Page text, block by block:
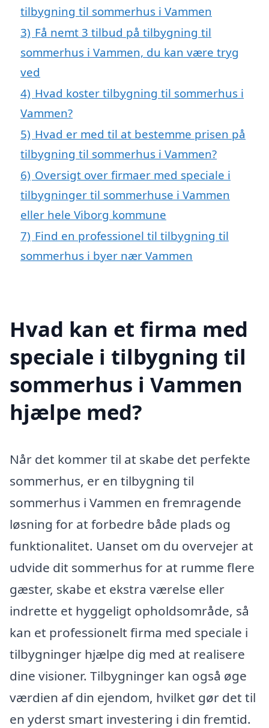
tilbygning til sommerhus i Vammen
3) Få nemt 3 tilbud på tilbygning til
sommerhus i Vammen, du kan være tryg
ved
4) Hvad koster tilbygning til sommerhus i
Vammen?
5) Hvad er med til at bestemme prisen på
tilbygning til sommerhus i Vammen?
6) Oversigt over firmaer med speciale i
tilbygninger til sommerhuse i Vammen
eller hele Viborg kommune
7) Find en professionel til tilbygning til
sommerhus i byer nær Vammen
Hvad kan et firma med
speciale i tilbygning til
sommerhus i Vammen
hjælpe med?
Når det kommer til at skabe det perfekte
sommerhus, er en tilbygning til
sommerhus i Vammen en fremragende
løsning for at forbedre både plads og
funktionalitet. Uanset om du overvejer at
udvide dit sommerhus for at rumme flere
gæster, skabe et ekstra værelse eller
indrette et hyggeligt opholdsområde, så
kan et professionelt firma med speciale i
tilbygninger hjælpe dig med at realisere
dine visioner. Tilbygninger kan også øge
værdien af din ejendom, hvilket gør det til
en yderst smart investering i din fremtid.